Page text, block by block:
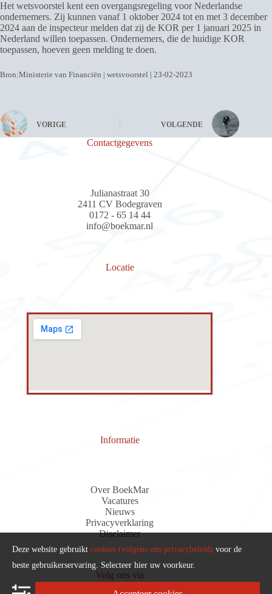
Het wetsvoorstel kent een overgangsregeling voor Nederlandse
ondernemers. Zij kunnen vanaf 1 oktober 2024 tot en met 3 december
2024 aan de inspecteur melden dat zij de KOR per 1 januari 2025 in
Nederland willen toepassen. Ondernemers, die de huidige KOR
toepassen, hoeven geen melding te doen.
Bron:Ministerie van Financiën | wetsvoorstel | 23-02-2023
VORIGE VOLGENDE
Contactgegevens
Julianastraat 30
2411 CV Bodegraven
0172 - 65 14 44
info@boekmar.nl
Locatie
Informatie
Over BoekMar
Vacatures
Nieuws
Privacyverklaring
Disclaimer
Volg ons via
Deze website gebruikt cookies (volgens ons privacybeleid) voor de
beste gebruikerservaring. Selecteer hier uw voorkeur.